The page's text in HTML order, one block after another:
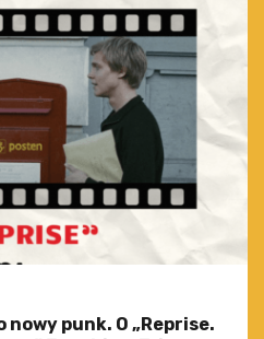
nowy punk. O „Reprise.